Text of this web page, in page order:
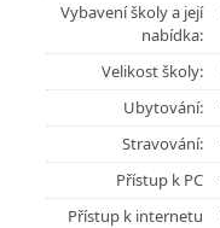
Vybavení školy a její
nabídka:
Velikost školy:
Ubytování:
Stravování:
Přístup k PC
Přístup k internetu